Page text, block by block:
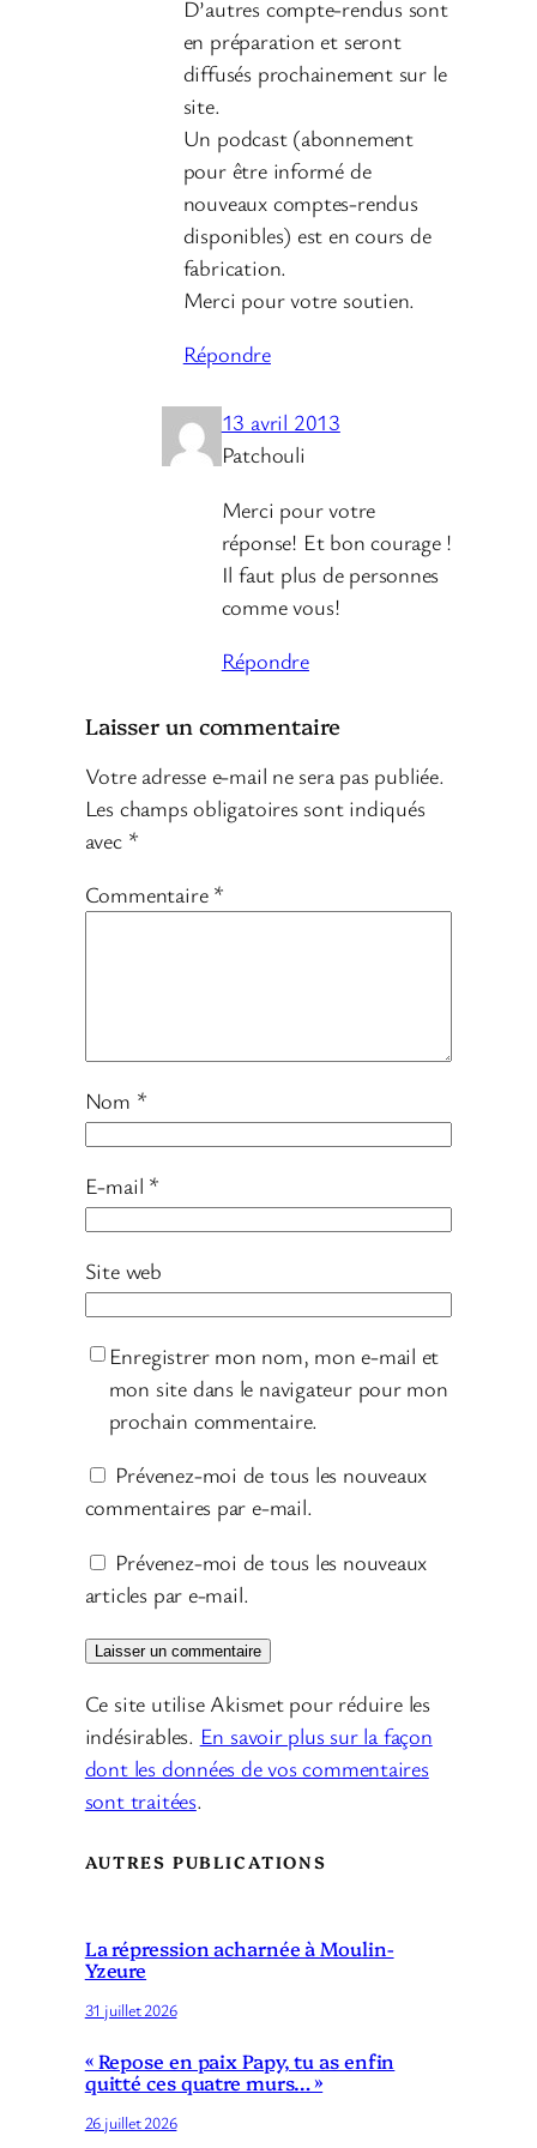
D’autres compte-rendus sont
en préparation et seront
diffusés prochainement sur le
site.
Un podcast (abonnement
pour être informé de
nouveaux comptes-rendus
disponibles) est en cours de
fabrication.
Merci pour votre soutien.
Répondre
13 avril 2013
Patchouli
Merci pour votre
réponse! Et bon courage !
Il faut plus de personnes
comme vous!
Répondre
Laisser un commentaire
Votre adresse e-mail ne sera pas publiée.
Les champs obligatoires sont indiqués
avec *
Commentaire *
Nom *
E-mail *
Site web
Enregistrer mon nom, mon e-mail et
mon site dans le navigateur pour mon
prochain commentaire.
Prévenez-moi de tous les nouveaux
commentaires par e-mail.
Prévenez-moi de tous les nouveaux
articles par e-mail.
Ce site utilise Akismet pour réduire les
indésirables. En savoir plus sur la façon
dont les données de vos commentaires
sont traitées.
AUTRES PUBLICATIONS
La répression acharnée à Moulin-
Yzeure
31 juillet 2026
« Repose en paix Papy, tu as enfin
quitté ces quatre murs… »
26 juillet 2026